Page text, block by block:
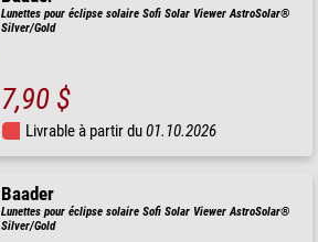
Lunettes pour éclipse solaire Sofi Solar Viewer AstroSolar®
Silver/Gold
7,90 $
Livrable à partir du01.10.2026
Baader
Lunettes pour éclipse solaire Sofi Solar Viewer AstroSolar®
Silver/Gold